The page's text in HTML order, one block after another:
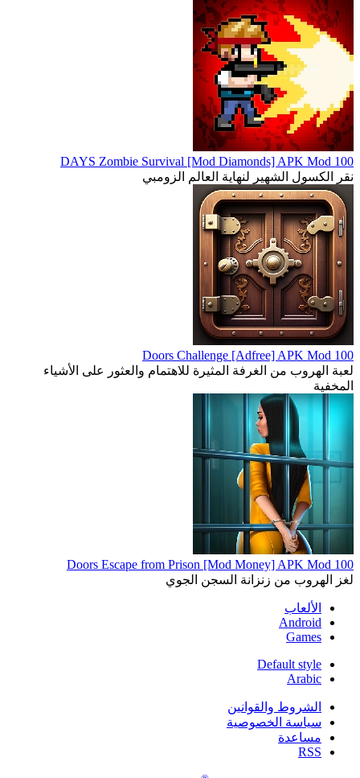
100 DAYS Zombie Survival [Mod Diamonds] APK Mod
نقر الكسول الشهير لنهاية العالم الزومبي
100 Doors Challenge [Adfree] APK Mod
لعبة الهروب من الغرفة المثيرة للاهتمام والعثور على الأشياء
المخفية
100 Doors Escape from Prison [Mod Money] APK Mod
لغز الهروب من زنزانة السجن الجوي
الألعاب
Android
Games
Default style
Arabic
الشروط والقوانين
سياسة الخصوصية
مساعدة
RSS